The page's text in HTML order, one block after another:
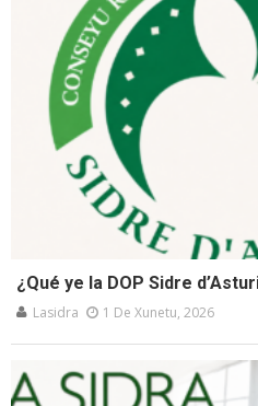
¿Qué ye la DOP Sidre
Lasidra 1 De Xunetu, 2026